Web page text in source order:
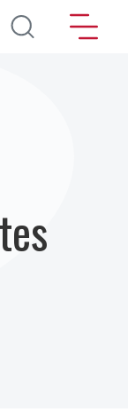
principal